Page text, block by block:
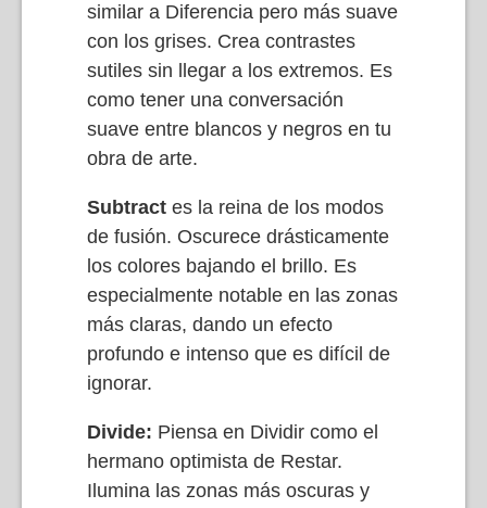
similar a Diferencia pero más suave
con los grises. Crea contrastes
sutiles sin llegar a los extremos. Es
como tener una conversación
suave entre blancos y negros en tu
obra de arte.
Subtract es la reina de los modos
de fusión. Oscurece drásticamente
los colores bajando el brillo. Es
especialmente notable en las zonas
más claras, dando un efecto
profundo e intenso que es difícil de
ignorar.
Divide: Piensa en Dividir como el
hermano optimista de Restar.
Ilumina las zonas más oscuras y